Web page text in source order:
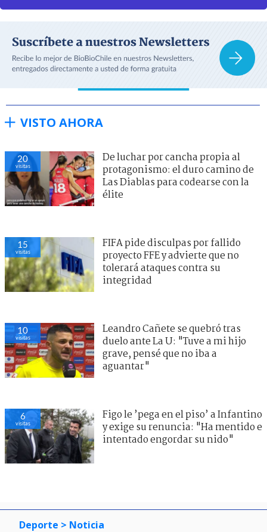
VISTO AHORA
20
visitas
De luchar por cancha propia al
protagonismo: el duro camino de
Las Diablas para codearse con la
élite
15
visitas
FIFA pide disculpas por fallido
proyecto FFE y advierte que no
tolerará ataques contra su
integridad
10
visitas
Leandro Cañete se quebró tras
duelo ante La U: "Tuve a mi hijo
grave, pensé que no iba a
aguantar"
6
visitas
Figo le ’pega en el piso’ a Infantino
y exige su renuncia: "Ha mentido e
intentado engordar su nido"
Deporte > Noticia